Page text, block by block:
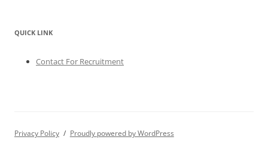
QUICK LINK
Contact For Recruitment
Privacy Policy Proudly powered by WordPress